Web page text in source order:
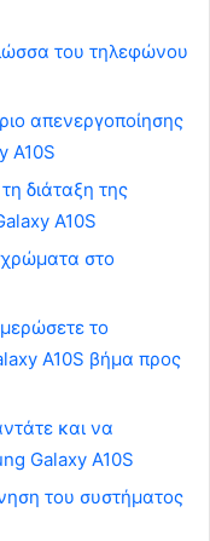
του τηλεφώνου
απενεργοποίησης
A10S
διάταξη της
A10S
στο
το
A10S βήμα προς
και να
Galaxy A10S
του συστήματος